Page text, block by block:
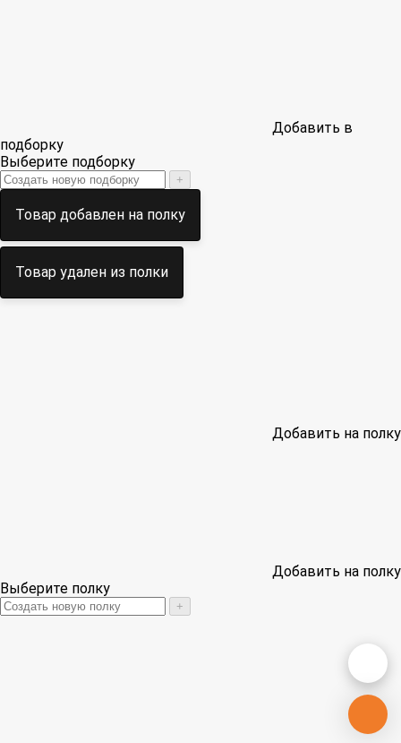
Добавить в
подборку
Выберите подборку
+
Товар добавлен на полку
Товар удален из полки
Добавить на полку
Добавить на полку
Выберите полку
+